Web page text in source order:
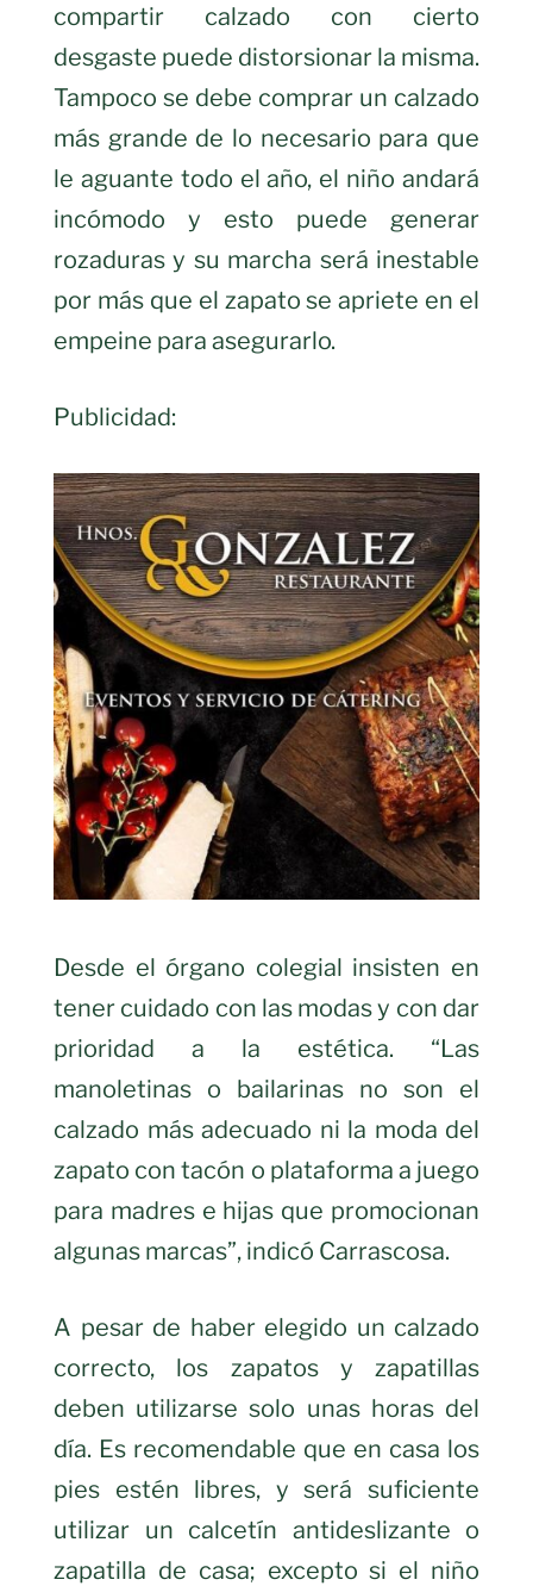
compartir calzado con cierto
desgaste puede distorsionar la misma.
Tampoco se debe comprar un calzado
más grande de lo necesario para que
le aguante todo el año, el niño andará
incómodo y esto puede generar
rozaduras y su marcha será inestable
por más que el zapato se apriete en el
empeine para asegurarlo.
Publicidad:
Desde el órgano colegial insisten en
tener cuidado con las modas y con dar
prioridad a la estética. “Las
manoletinas o bailarinas no son el
calzado más adecuado ni la moda del
zapato con tacón o plataforma a juego
para madres e hijas que promocionan
algunas marcas”, indicó Carrascosa.
A pesar de haber elegido un calzado
correcto, los zapatos y zapatillas
deben utilizarse solo unas horas del
día. Es recomendable que en casa los
pies estén libres, y será suficiente
utilizar un calcetín antideslizante o
zapatilla de casa; excepto si el niño